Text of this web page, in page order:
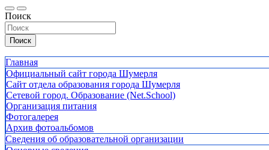
Поиск
Поиск
Главная
Официальный сайт города Шумерля
Сайт отдела образования города Шумерля
Сетевой город. Образование (Net.School)
Организация питания
Фотогалерея
Архив фотоальбомов
Сведения об образовательной организации